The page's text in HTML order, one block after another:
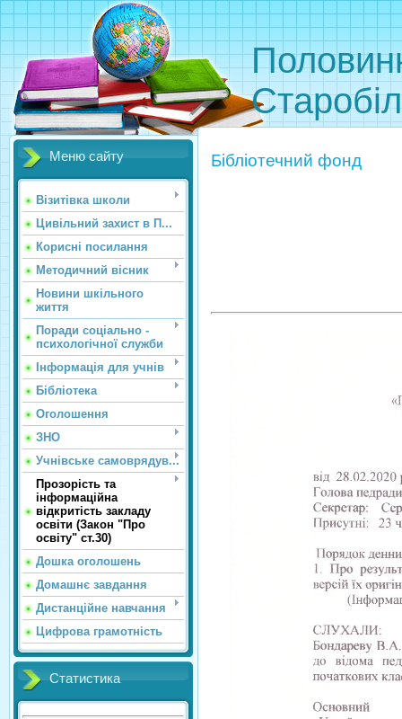
Меню сайту
Візитівка школи
Цивільний захист в П...
Корисні посилання
Методичний вісник
Новини шкільного
життя
Поради соціально -
психологічної служби
Інформація для учнів
Бібліотека
Оголошення
ЗНО
Учнівське самоврядув...
Прозорість та
інформаційна
відкритість закладу
освіти (Закон "Про
освіту" ст.30)
Дошка оголошень
Домашнє завдання
Дистанційне навчання
Цифрова грамотність
Статистика
Бібліотечний фонд